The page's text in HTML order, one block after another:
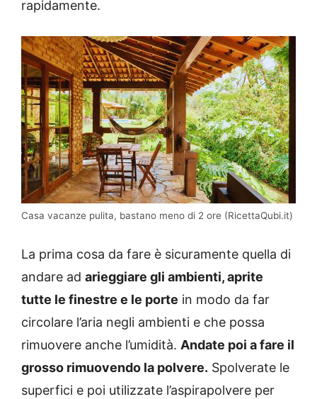
rapidamente.
Casa vacanze pulita, bastano meno di 2 ore (RicettaQubi.it)
La prima cosa da fare è sicuramente quella di
andare ad arieggiare gli ambienti, aprite
tutte le finestre e le porte in modo da far
circolare l’aria negli ambienti e che possa
rimuovere anche l’umidità. Andate poi a fare il
grosso rimuovendo la polvere. Spolverate le
superfici e poi utilizzate l’aspirapolvere per